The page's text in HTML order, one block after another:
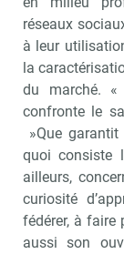
réseaux
à leur
la
du marché. «
confronte le
»Que
quoi consiste
ailleurs,
curiosité
fédérer, à faire
aussi son